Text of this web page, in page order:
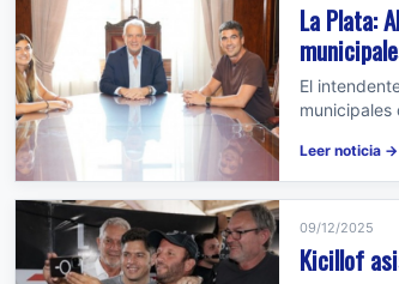
La Plata:
El
municipales
Leer noticia →
09/12/2025
Kicillof